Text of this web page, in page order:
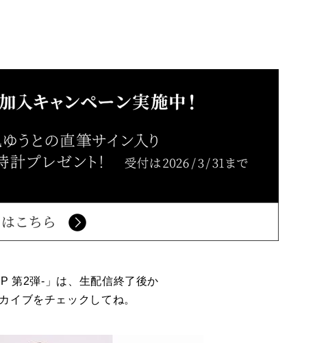
第2弾-」は、生配信終了後か
イブをチェックしてね。